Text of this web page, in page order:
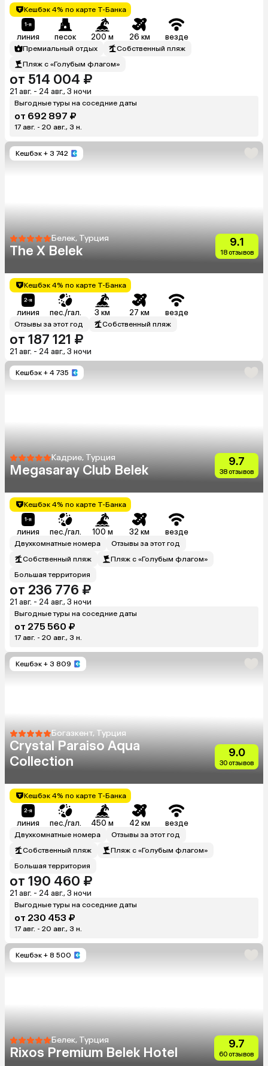
Кешбэк 4% по карте Т-Банка
линия песок 200 м 26 км везде
Премиальный отдых
Собственный пляж
Пляж с «Голубым флагом»
от 514 004 ₽
21 авг. - 24 авг., 3 ночи
Выгодные туры на соседние даты
от 692 897 ₽
17 авг. - 20 авг., 3 н.
Кешбэк + 3 742
Белек, Турция
The X Belek
9.1
18 отзывов
Кешбэк 4% по карте Т-Банка
линия пес./гал. 3 км 27 км везде
Отзывы за этот год Собственный пляж
от 187 121 ₽
21 авг. - 24 авг., 3 ночи
Кешбэк + 4 735
Кадрие, Турция
Megasaray Club Belek
9.7
38 отзывов
Кешбэк 4% по карте Т-Банка
линия пес./гал. 100 м 32 км везде
Двухкомнатные номера
Отзывы за этот год
Собственный пляж
Пляж с «Голубым флагом»
Большая территория
от 236 776 ₽
21 авг. - 24 авг., 3 ночи
Выгодные туры на соседние даты
от 275 560 ₽
17 авг. - 20 авг., 3 н.
Кешбэк + 3 809
Богазкент, Турция
Crystal Paraiso Aqua
Collection
9.0
30 отзывов
Кешбэк 4% по карте Т-Банка
линия пес./гал. 450 м 42 км везде
Двухкомнатные номера
Отзывы за этот год
Собственный пляж
Пляж с «Голубым флагом»
Большая территория
от 190 460 ₽
21 авг. - 24 авг., 3 ночи
Выгодные туры на соседние даты
от 230 453 ₽
17 авг. - 20 авг., 3 н.
Кешбэк + 8 500
Белек, Турция
Rixos Premium Belek Hotel
9.7
60 отзывов